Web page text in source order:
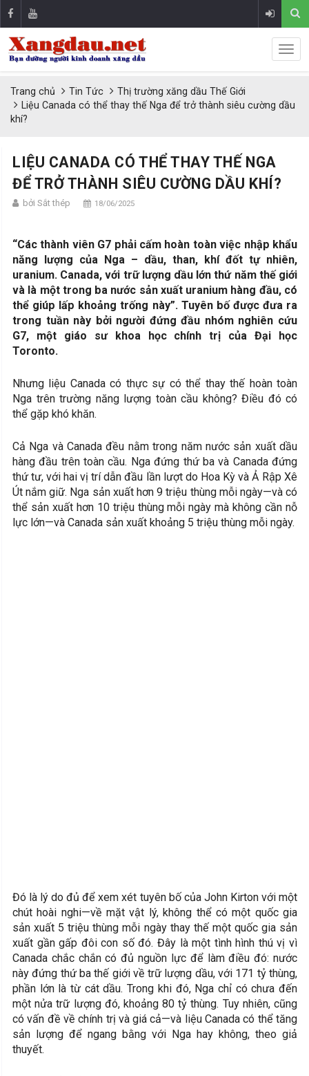
Trang chủ Tin Tức
Thị trường xăng dầu Thế Giới
Liệu Canada có thể thay thế Nga để trở thành siêu cường dầu
khí?
LIỆU CANADA CÓ THỂ THAY THẾ NGA
ĐỂ TRỞ THÀNH SIÊU CƯỜNG DẦU KHÍ?
bởi Sắt thép 18/06/2025
“Các thành viên G7 phải cấm hoàn toàn việc nhập khẩu
năng lượng của Nga – dầu, than, khí đốt tự nhiên,
uranium. Canada, với trữ lượng dầu lớn thứ năm thế giới
và là một trong ba nước sản xuất uranium hàng đầu, có
thể giúp lấp khoảng trống này”. Tuyên bố được đưa ra
trong tuần này bởi người đứng đầu nhóm nghiên cứu
G7, một giáo sư khoa học chính trị của Đại học
Toronto.
Nhưng liệu Canada có thực sự có thể thay thế hoàn toàn
Nga trên trường năng lượng toàn cầu không? Điều đó có
thể gặp khó khăn.
Cả Nga và Canada đều nằm trong năm nước sản xuất dầu
hàng đầu trên toàn cầu. Nga đứng thứ ba và Canada đứng
thứ tư, với hai vị trí dẫn đầu lần lượt do Hoa Kỳ và Ả Rập Xê
Út nắm giữ. Nga sản xuất hơn 9 triệu thùng mỗi ngày—và có
thể sản xuất hơn 10 triệu thùng mỗi ngày mà không cần nỗ
lực lớn—và Canada sản xuất khoảng 5 triệu thùng mỗi ngày.
Đó là lý do đủ để xem xét tuyên bố của John Kirton với một
chút hoài nghi—về mặt vật lý, không thể có một quốc gia
sản xuất 5 triệu thùng mỗi ngày thay thế một quốc gia sản
xuất gần gấp đôi con số đó. Đây là một tình hình thú vị vì
Canada chắc chắn có đủ nguồn lực để làm điều đó: nước
này đứng thứ ba thế giới về trữ lượng dầu, với 171 tỷ thùng,
phần lớn là từ cát dầu. Trong khi đó, Nga chỉ có chưa đến
một nửa trữ lượng đó, khoảng 80 tỷ thùng. Tuy nhiên, cũng
có vấn đề về chính trị và giá cả—và liệu Canada có thể tăng
sản lượng để ngang bằng với Nga hay không, theo giả
thuyết.